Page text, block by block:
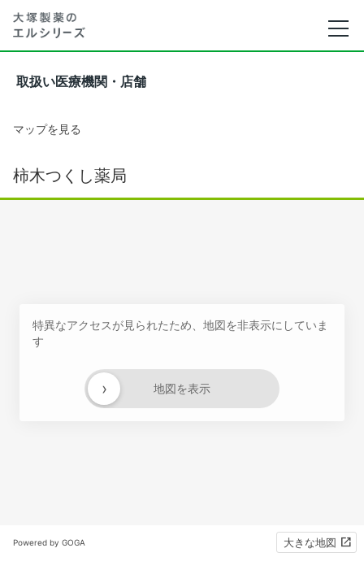
取扱い医療機関・店舗
マップを見る
柿木つくし薬局
特異なアクセスが見られたため、地図を非表示にしていま
す
地図を表示
›
Powered by GOGA 大きな地図